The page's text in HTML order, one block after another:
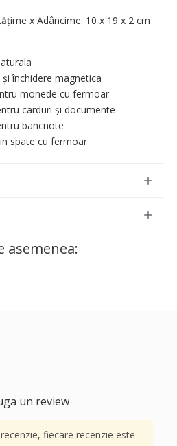
x Adâncime: 10 х 19 х 2 cm
închidere magnetica
monede cu fermoar
carduri și documente
bancnote
spate cu fermoar
asemenea:
un review
fiecare recenzie este